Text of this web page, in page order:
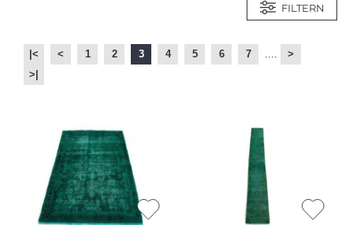
FILTERN
|< < 1 2 3 4 5 6 7
>
>|